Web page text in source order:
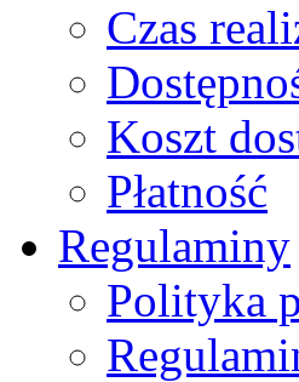
Czas
Koszt
Płatność
Regulaminy
Polityka